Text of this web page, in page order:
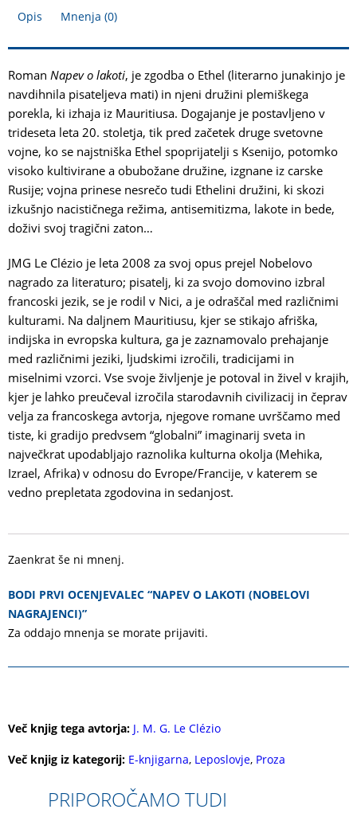
Opis Mnenja (0)
Roman Napev o lakoti, je zgodba o Ethel (literarno junakinjo je
navdihnila pisateljeva mati) in njeni družini plemiškega
porekla, ki izhaja iz Mauritiusa. Dogajanje je postavljeno v
trideseta leta 20. stoletja, tik pred začetek druge svetovne
vojne, ko se najstniška Ethel spoprijatelji s Ksenijo, potomko
visoko kultivirane a obubožane družine, izgnane iz carske
Rusije; vojna prinese nesrečo tudi Ethelini družini, ki skozi
izkušnjo nacističnega režima, antisemitizma, lakote in bede,
doživi svoj tragični zaton…
JMG Le Clézio je leta 2008 za svoj opus prejel Nobelovo
nagrado za literaturo; pisatelj, ki za svojo domovino izbral
francoski jezik, se je rodil v Nici, a je odraščal med različnimi
kulturami. Na daljnem Mauritiusu, kjer se stikajo afriška,
indijska in evropska kultura, ga je zaznamovalo prehajanje
med različnimi jeziki, ljudskimi izročili, tradicijami in
miselnimi vzorci. Vse svoje življenje je potoval in živel v krajih,
kjer je lahko preučeval izročila starodavnih civilizacij in čeprav
velja za francoskega avtorja, njegove romane uvrščamo med
tiste, ki gradijo predvsem “globalni” imaginarij sveta in
največkrat upodabljajo raznolika kulturna okolja (Mehika,
Izrael, Afrika) v odnosu do Evrope/Francije, v katerem se
vedno prepletata zgodovina in sedanjost.
Zaenkrat še ni mnenj.
BODI PRVI OCENJEVALEC “NAPEV O LAKOTI (NOBELOVI
NAGRAJENCI)”
Za oddajo mnenja se morate prijaviti.
Več knjig tega avtorja: J. M. G. Le Clézio
Več knjig iz kategorij: E-knjigarna, Leposlovje, Proza
PRIPOROČAMO TUDI